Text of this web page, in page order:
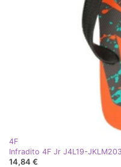
4F
Infradito 4F Jr J4L19-
14,84 €